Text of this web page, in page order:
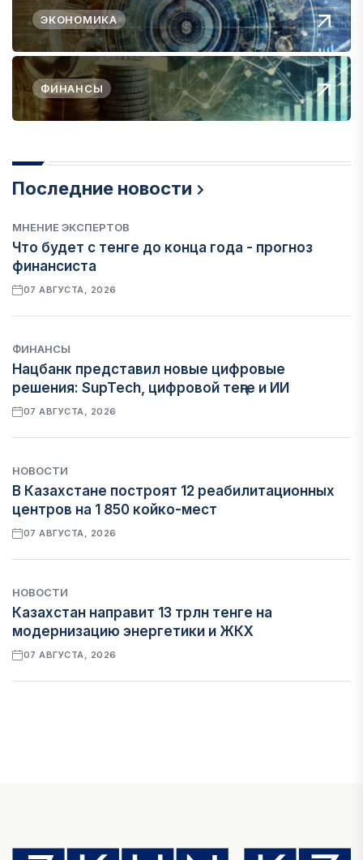
ЭКОНОМИКА
ФИНАНСЫ
Последние новости
МНЕНИЕ ЭКСПЕРТОВ
Что будет с тенге до конца года - прогноз
финансиста
07 АВГУСТА, 2026
ФИНАНСЫ
Нацбанк представил новые цифровые
решения: SupTech, цифровой теңге и ИИ
07 АВГУСТА, 2026
НОВОСТИ
В Казахстане построят 12 реабилитационных
центров на 1 850 койко-мест
07 АВГУСТА, 2026
НОВОСТИ
Казахстан направит 13 трлн тенге на
модернизацию энергетики и ЖКХ
07 АВГУСТА, 2026
Денежно-кредитная политика влияет не